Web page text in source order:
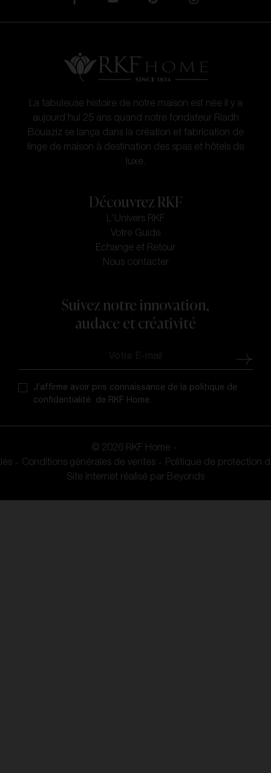
La fabuleuse histoire de notre maison est née il y a
aujourd’hui 25 ans quand notre fondateur Riadh
Bouaziz se lança dans la création et fabrication de
linge de maison à destination des spas et hôtels de
luxe.
Découvrez RKF
L'Univers RKF
Votre Guide
Echange et Retour
Nous contacter
Suivez notre innovation,
audace et créativité
J’affirme avoir pris connaissance de la politique de
confidentialité de RKF Home.
© 2026 RKF Home
Conditions générales de ventes
Politique de protection
Site internet réalisé par Beyonds